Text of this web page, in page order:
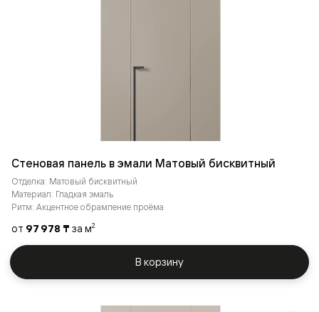
Стеновая панель в эмали Матовый бисквитный
Отделка: Матовый бисквитный
Материал: Гладкая эмаль
Ритм: Акцентное обрамление проёма
от 97 978 ₸ за м2
В корзину